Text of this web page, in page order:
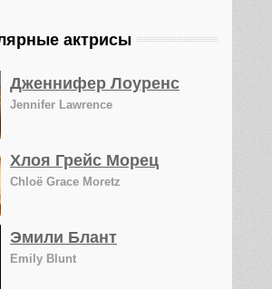
актрисы
Дженнифер Лоуренс
Jennifer Lawrence
Хлоя Грейс Морец
Chloë Grace Moretz
Эмили Блант
Emily Blunt